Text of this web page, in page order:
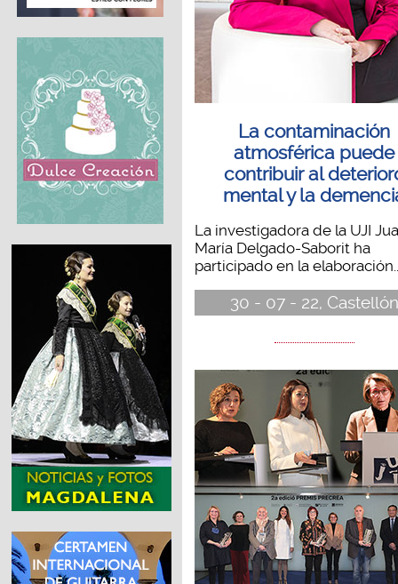
La contaminación
atmosférica puede
contribuir al
mental y la
La investigadora de la UJI
María Delgado-Saborit ha
participado en la
30 - 07 - 22, Castellón